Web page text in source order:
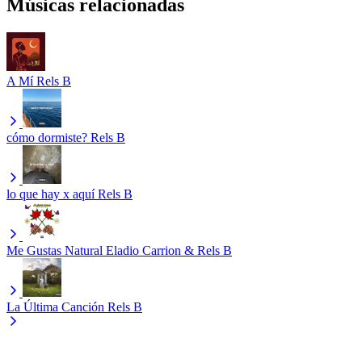
Músicas relacionadas
A Mí Rels B
cómo dormiste? Rels B
lo que hay x aquí Rels B
Me Gustas Natural Eladio Carrion & Rels B
La Última Canción Rels B